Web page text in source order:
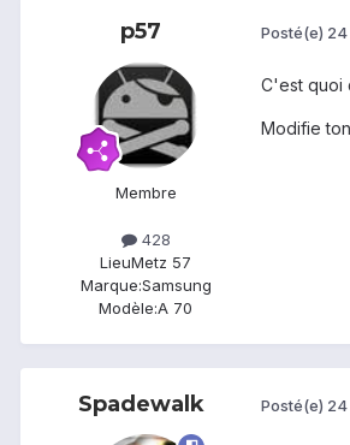
p57
Membre
428
LieuMetz 57
Marque:Samsung
Modèle:A 70
Posté(e) 24
C'est quoi
Modifie
Spadewalk Posté(e) 24